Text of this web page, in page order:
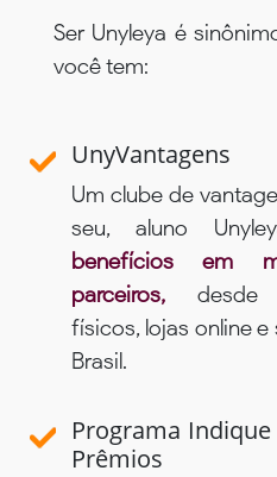
Ser Unyleya é
você tem:
UnyVantagens
Um clube de
seu, aluno
benefícios em
parceiros, desde
físicos, lojas online
Brasil.
Programa
Prêmios